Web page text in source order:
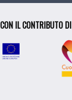
CON IL CONTRIBUTO DI